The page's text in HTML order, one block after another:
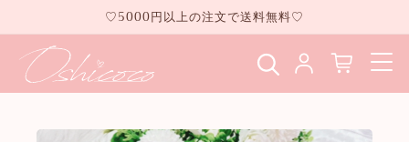
進む
♡5000円以上の注文で送料無料♡